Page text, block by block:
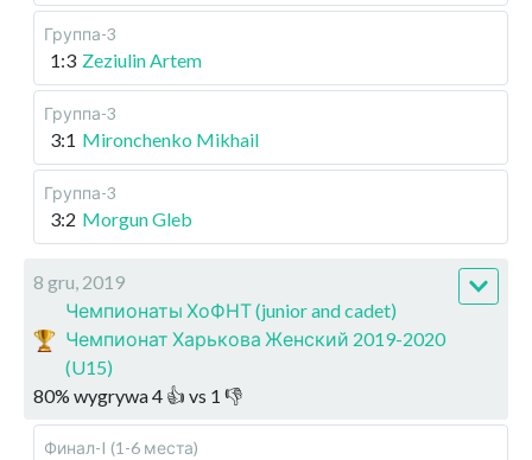
Группа-3
1:3 Zeziulin Artem
Группа-3
3:1 Mironchenko Mikhail
Группа-3
3:2 Morgun Gleb
8 gru, 2019
Чемпионаты ХоФНТ (junior and cadet)
Чемпионат Харькова Женский 2019-2020
(U15)
80% wygrywa4 👍 vs 1 👎
Финал-I (1-6 места)